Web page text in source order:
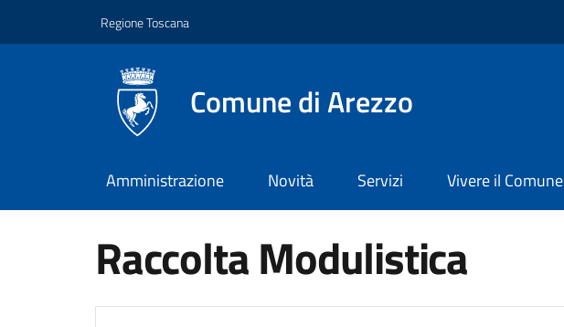
Regione Toscana
Comune di Arezzo
Amministrazione Novità Servizi Vivere il Comune
Raccolta Modulistica